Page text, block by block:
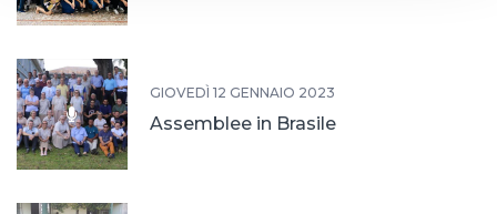
GIOVEDÌ 12 GENNAIO 2023
Assemblee in Brasile